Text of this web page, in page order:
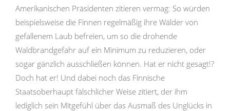
Amerikanischen Präsidenten zitieren vermag: So würden
beispielsweise die Finnen regelmäßig ihre Wälder von
gefallenem Laub befreien, um so die drohende
Waldbrandgefahr auf ein Minimum zu reduzieren, oder
sogar gänzlich ausschließen können. Hat er nicht gesagt!?
Doch hat er! Und dabei noch das Finnische
Staatsoberhaupt fälschlicher Weise zitiert, der ihm
lediglich sein Mitgefühl über das Ausmaß des Unglücks in